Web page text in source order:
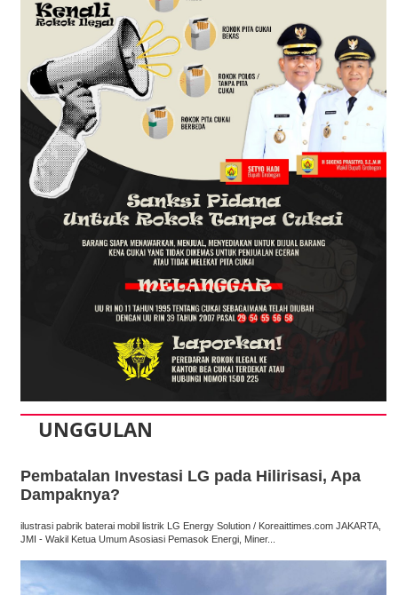
UNGGULAN
Pembatalan Investasi LG pada Hilirisasi, Apa
Dampaknya?
ilustrasi pabrik baterai mobil listrik LG Energy Solution / Koreaittimes.com JAKARTA,
JMI - Wakil Ketua Umum Asosiasi Pemasok Energi, Miner...